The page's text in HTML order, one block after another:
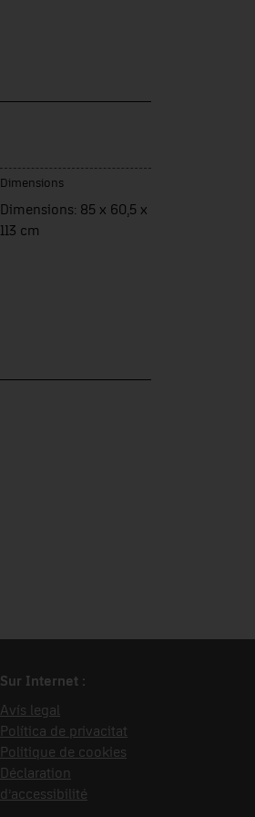
Dimensions
Dimensions: 85 x 60,5 x
113 cm
Sur Internet :
Avís legal
Política de privacitat
Politique de cookies
Déclaration
d’accessibilité